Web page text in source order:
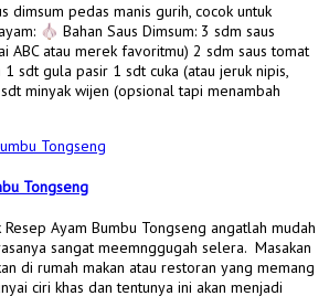
dimsum pedas manis gurih, cocok untuk
🧄 Bahan Saus Dimsum: 3 sdm saus
ABC atau merek favoritmu) 2 sdm saus tomat
1 sdt gula pasir 1 sdt cuka (atau jeruk nipis,
minyak wijen (opsional tapi menambah
Tongseng
Ayam Bumbu Tongseng angatlah mudah
sangat meemnggugah selera. Masakan
di rumah makan atau restoran yang memang
ciri khas dan tentunya ini akan menjadi